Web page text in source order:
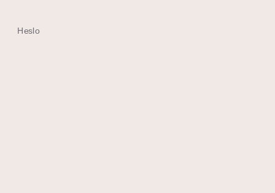
Heslo